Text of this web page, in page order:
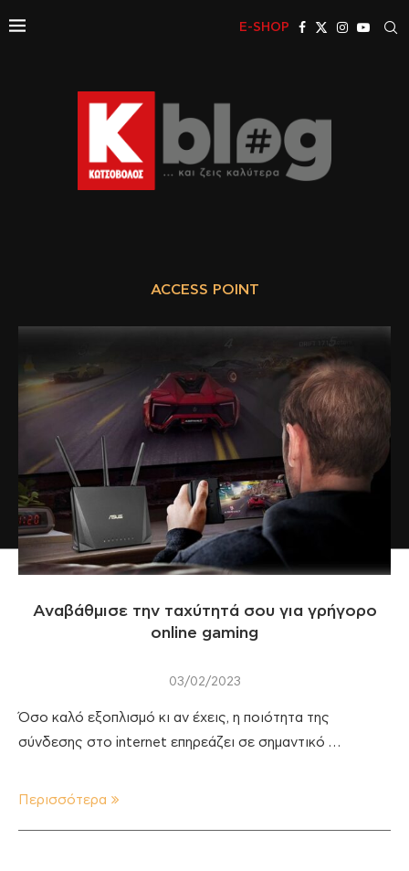
E-SHOP
ACCESS POINT
Αναβάθμισε την ταχύτητά σου για γρήγορο
online gaming
03/02/2023
Όσο καλό εξοπλισμό κι αν έχεις, η ποιότητα της
σύνδεσης στο internet επηρεάζει σε σημαντικό …
Περισσότερα